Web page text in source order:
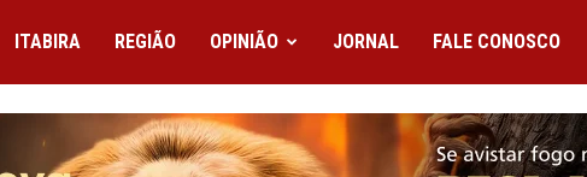
ITABIRA REGIÃO OPINIÃO JORNAL FALE CONOSCO